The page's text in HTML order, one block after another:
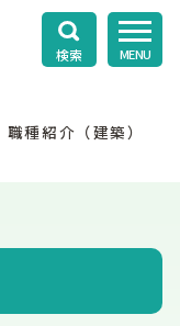
検索 MENU
職種紹介（建築）